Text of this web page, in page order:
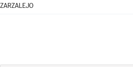
ZARZALEJO